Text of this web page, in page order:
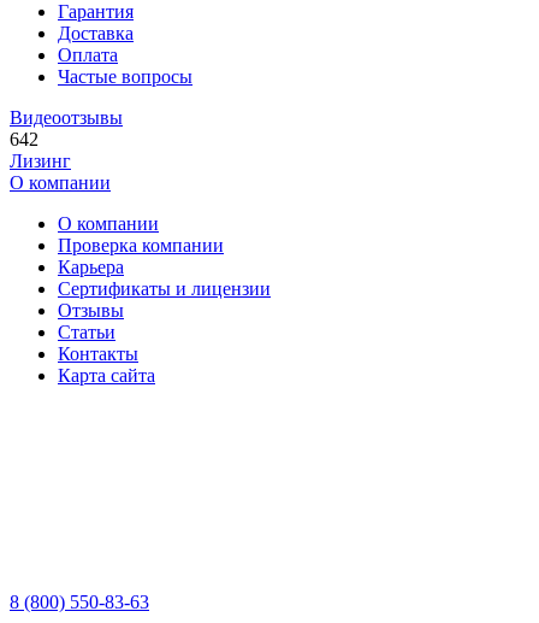
Гарантия
Доставка
Оплата
Частые вопросы
Видеоотзывы
642
Лизинг
О компании
О компании
Проверка компании
Карьера
Сертификаты и лицензии
Отзывы
Статьи
Контакты
Карта сайта
8 (800) 550-83-63